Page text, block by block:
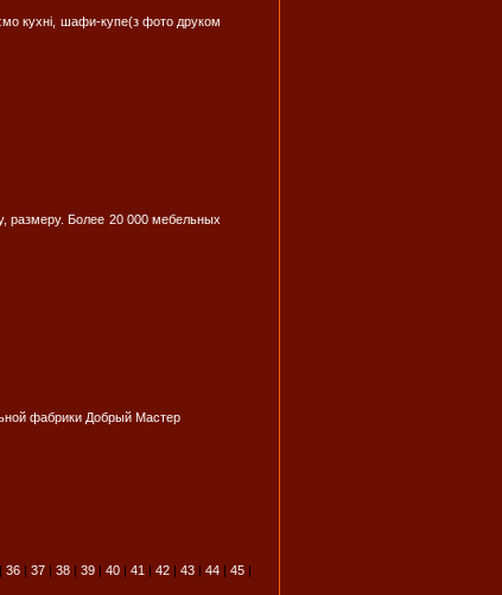
кухні, шафи-купе(з фото друком
размеру. Более 20 000 мебельных
фабрики Добрый Мастер
36| 37| 38| 39| 40| 41 | 42| 43| 44| 45|